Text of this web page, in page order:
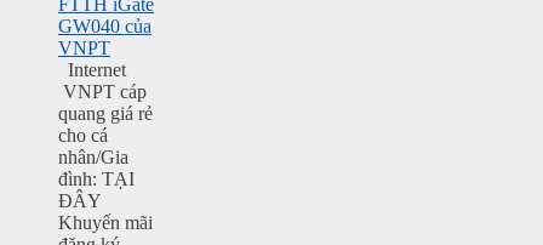
FTTH iGate
GW040 của
VNPT
Internet
VNPT cáp
quang giá rẻ
cho cá
nhân/Gia
đình: TẠI
ĐÂY
Khuyến mãi